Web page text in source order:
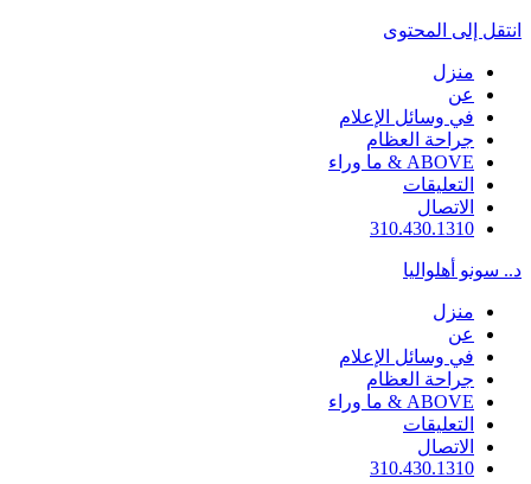
انتقل إلى المحتوى
منزل
عن
في وسائل الإعلام
جراحة العظام
ABOVE & ما وراء
التعليقات
الاتصال
310.430.1310
د.. سونو أهلواليا
منزل
عن
في وسائل الإعلام
جراحة العظام
ABOVE & ما وراء
التعليقات
الاتصال
310.430.1310